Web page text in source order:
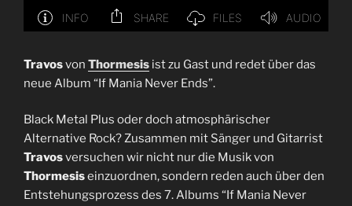
Travosvon Thormesis ist zu Gast und redet über das
neue Album “If Mania Never Ends”.
Black Metal Plus oder doch atmosphärischer
Alternative Rock? Zusammen mit Sänger und Gitarrist
Travosversuchen wir nicht nur die Musik von
Thormesiseinzuordnen, sondern reden auch über den
Entstehungsprozess des 7. Albums “If Mania Never